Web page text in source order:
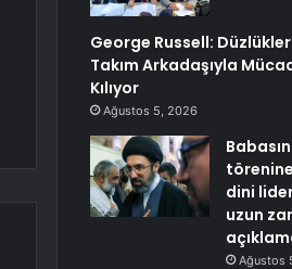
George Russell:
Takım Arkadaşıyla
Kılıyor
Ağustos 5, 2026
dini
uzun
Ağustos